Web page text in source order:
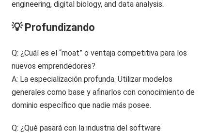
💡 Profundizando
Q: ¿Cuál es el “moat” o ventaja competitiva para los
nuevos emprendedores?
A: La especialización profunda. Utilizar modelos
generales como base y afinarlos con conocimiento de
dominio específico que nadie más posee.
Q: ¿Qué pasará con la industria del software